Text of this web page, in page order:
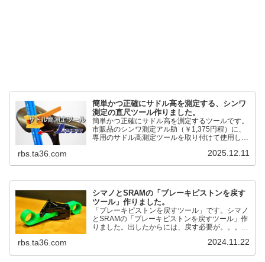
簡単かつ正確にサドル高を測定する、シンワ
測定の直尺ツール作りました。
簡単かつ正確にサドル高を測定するツールです。
市販品のシンワ測定アル助（￥1,375円程）に、
専用のサドル高測定ツールを取り付けて使用しま
るようになりました。シンワ測定(Shinwa
Sokutei)￥1,375Amazon.c...
rbs.ta36.com 2025.12.11
シマノとSRAMの「ブレーキピストンを戻す
ツール」作りました。
「ブレーキピストンを戻すツール」です。シマノ
とSRAMの「ブレーキピストンを戻すツール」作
りました。出したからには、戻す必要が。。。で
だと。。。▶「ブレーキピストンを戻すツール」
rbs.ta36.com 2024.11.22